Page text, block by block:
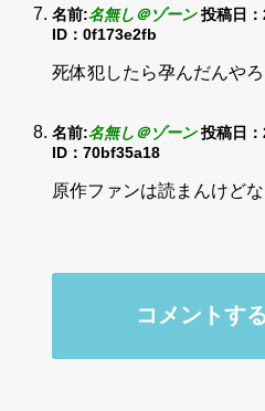
名前:名無し＠ゾーン 投稿日
ID：0f173e2fb
死体犯したら孕んだんやろ
名前:名無し＠ゾーン 投稿日
ID：70bf35a18
原作ファンは読まんけどな
コメントする